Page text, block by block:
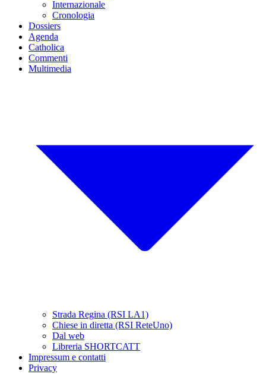
Internazionale
Cronologia
Dossiers
Agenda
Catholica
Commenti
Multimedia
Strada Regina (RSI LA1)
Chiese in diretta (RSI ReteUno)
Dal web
Libreria SHORTCATT
Impressum e contatti
Privacy